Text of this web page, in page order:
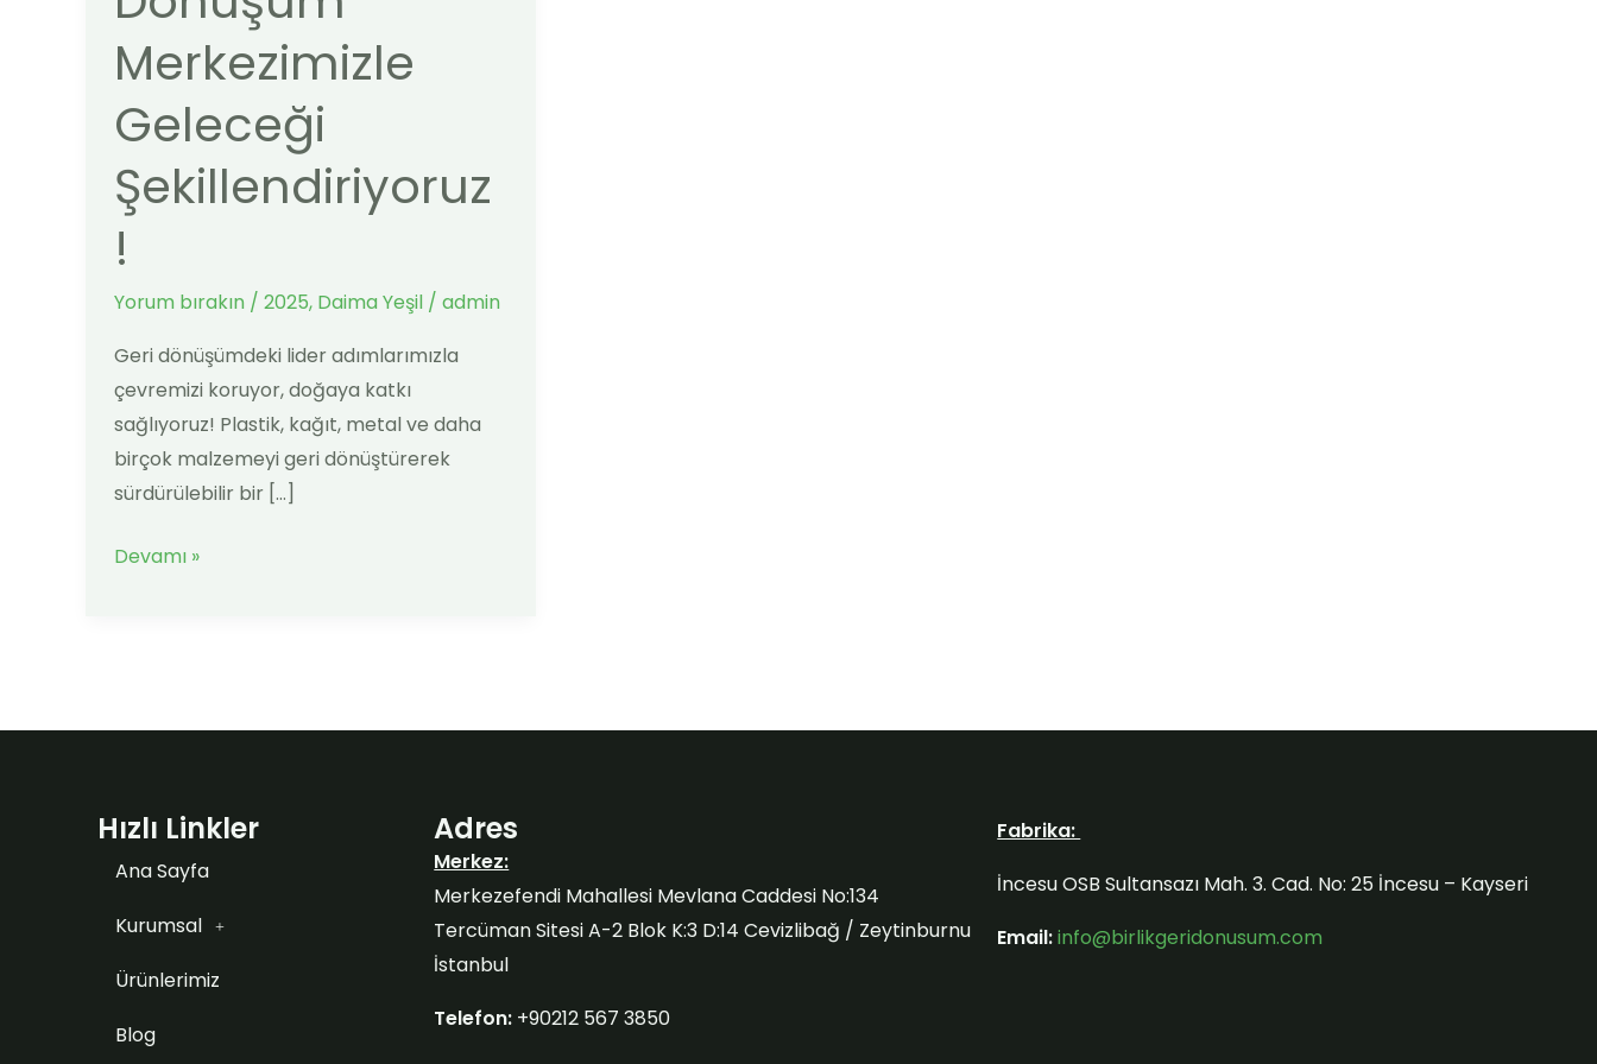
Merkezimizle
Geleceği
Şekillendiriyoruz
!
Yorum bırakın / 2025, Daima Yeşil / admin
Geri dönüşümdeki lider adımlarımızla
çevremizi koruyor, doğaya katkı
sağlıyoruz! Plastik, kağıt, metal ve daha
birçok malzemeyi geri dönüştürerek
sürdürülebilir bir […]
Merkezimizle
Geleceği
Devamı »
Hızlı Linkler
Ana Sayfa
Kurumsal
Ürünlerimiz
Blog
Adres
Merkez:
Merkezefendi Mahallesi Mevlana Caddesi No:134
Tercüman Sitesi A-2 Blok K:3 D:14 Cevizlibağ / Zeytinburnu
İstanbul
Telefon: +90212 567 3850
Fabrika:
İncesu OSB Sultansazı Mah. 3. Cad. No: 25 İncesu – Kayseri
Email:info@birlikgeridonusum.com